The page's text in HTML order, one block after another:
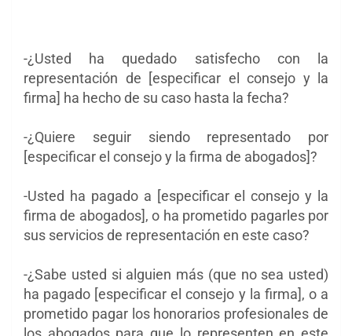
-¿Usted ha quedado satisfecho con la
representación de [especificar el consejo y la
firma] ha hecho de su caso hasta la fecha?
-¿Quiere seguir siendo representado por
[especificar el consejo y la firma de abogados]?
-Usted ha pagado a [especificar el consejo y la
firma de abogados], o ha prometido pagarles por
sus servicios de representación en este caso?
-¿Sabe usted si alguien más (que no sea usted)
ha pagado [especificar el consejo y la firma], o a
prometido pagar los honorarios profesionales de